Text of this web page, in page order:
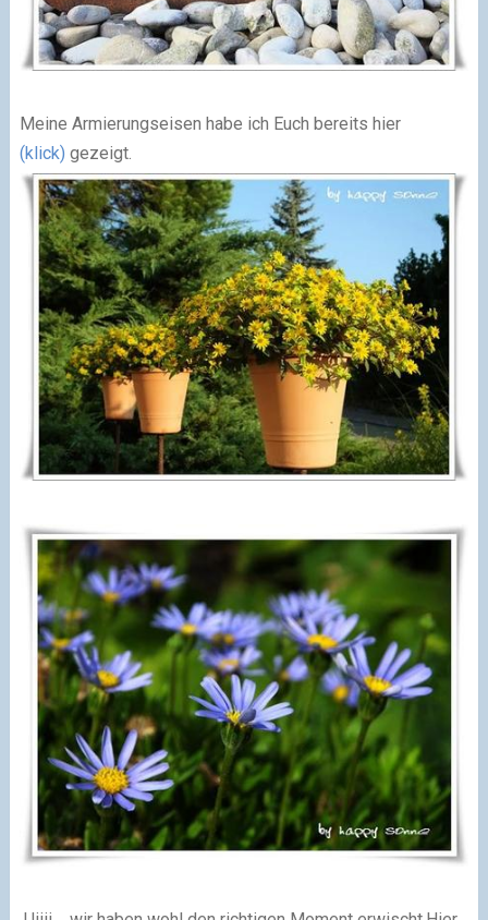
Meine Armierungseisen habe ich Euch bereits hier
(klick) gezeigt.